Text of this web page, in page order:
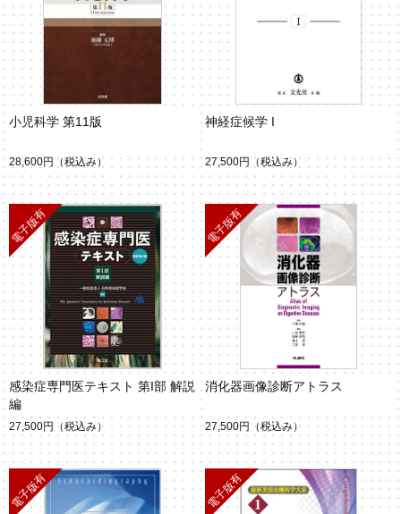
小児科学 第11版
28,600円 （税込み）
神経症候学 I
27,500円 （税込み）
感染症専門医テキスト 第I部 解説
編
27,500円 （税込み）
消化器画像診断アトラス
27,500円 （税込み）